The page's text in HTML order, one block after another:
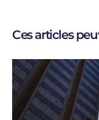
Ces articles